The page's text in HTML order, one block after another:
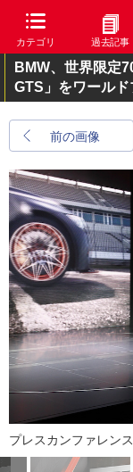
カテゴリ 過去記事
BMW、世界限定
GTS」をワールド
前の画像
プレスカンファレン